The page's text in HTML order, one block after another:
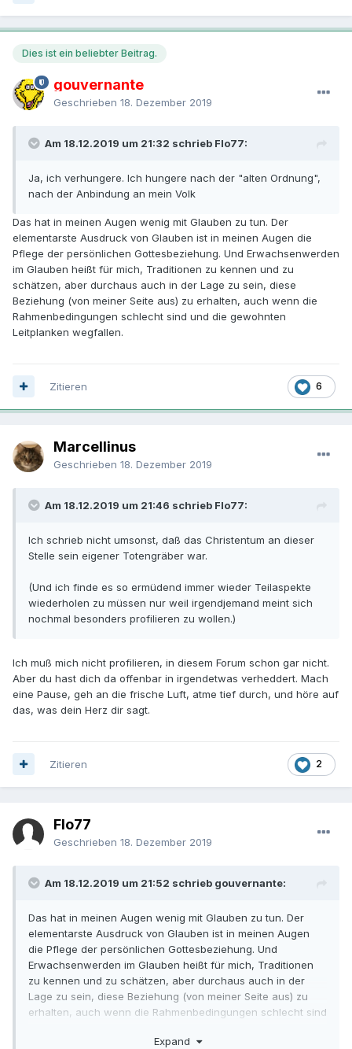
Dies ist ein beliebter Beitrag.
gouvernante
Geschrieben 18. Dezember 2019
Am 18.12.2019 um 21:32 schrieb Flo77:
Ja, ich verhungere. Ich hungere nach der "alten Ordnung",
nach der Anbindung an mein Volk
Das hat in meinen Augen wenig mit Glauben zu tun. Der
elementarste Ausdruck von Glauben ist in meinen Augen die
Pflege der persönlichen Gottesbeziehung. Und Erwachsenwerden
im Glauben heißt für mich, Traditionen zu kennen und zu
schätzen, aber durchaus auch in der Lage zu sein, diese
Beziehung (von meiner Seite aus) zu erhalten, auch wenn die
Rahmenbedingungen schlecht sind und die gewohnten
Leitplanken wegfallen.
6
Zitieren
Marcellinus
Geschrieben 18. Dezember 2019
Am 18.12.2019 um 21:46 schrieb Flo77:
Ich schrieb nicht umsonst, daß das Christentum an dieser
Stelle sein eigener Totengräber war.
(Und ich finde es so ermüdend immer wieder Teilaspekte
wiederholen zu müssen nur weil irgendjemand meint sich
nochmal besonders profilieren zu wollen.)
Ich muß mich nicht profilieren, in diesem Forum schon gar nicht.
Aber du hast dich da offenbar in irgendetwas verheddert. Mach
eine Pause, geh an die frische Luft, atme tief durch, und höre auf
das, was dein Herz dir sagt.
2
Zitieren
Flo77
Geschrieben 18. Dezember 2019
Am 18.12.2019 um 21:52 schrieb gouvernante:
Das hat in meinen Augen wenig mit Glauben zu tun. Der
elementarste Ausdruck von Glauben ist in meinen Augen
die Pflege der persönlichen Gottesbeziehung. Und
Erwachsenwerden im Glauben heißt für mich, Traditionen
zu kennen und zu schätzen, aber durchaus auch in der
Lage zu sein, diese Beziehung (von meiner Seite aus) zu
erhalten, auch wenn die Rahmenbedingungen schlecht sind
Expand